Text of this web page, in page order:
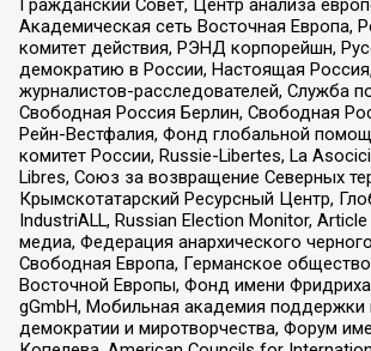
Гражданский Совет, Центр анализа
Академическая сеть Восточная Европа,
комитет действия, РЭНД корпорейшн,
демократию в России, Настоящая
журналистов-расследователей, Служба
Свободная Россия Берлин, Свободная
Рейн-Вестфалия, Фонд глобальной
комитет России, Russie-Libertes, La
Libres, Союз за возвращение Северных
Крымскотатарский Ресурсный Центр,
IndustriALL, Russian Election Monitor,
медиа, Федерация анархического
Свободная Европа, Германское
Восточной Европы, Фонд имени
gGmbH, Мобильная академия поддержки
демократии и миротворчества, Форум